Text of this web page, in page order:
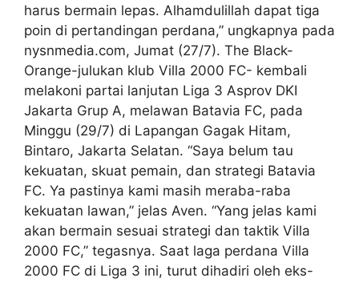
harus bermain lepas. Alhamdulillah dapat tiga
poin di pertandingan perdana,” ungkapnya pada
nysnmedia.com, Jumat (27/7). The Black-
Orange-julukan klub Villa 2000 FC- kembali
melakoni partai lanjutan Liga 3 Asprov DKI
Jakarta Grup A, melawan Batavia FC, pada
Minggu (29/7) di Lapangan Gagak Hitam,
Bintaro, Jakarta Selatan. “Saya belum tau
kekuatan, skuat pemain, dan strategi Batavia
FC. Ya pastinya kami masih meraba-raba
kekuatan lawan,” jelas Aven. “Yang jelas kami
akan bermain sesuai strategi dan taktik Villa
2000 FC,” tegasnya. Saat laga perdana Villa
2000 FC di Liga 3 ini, turut dihadiri oleh eks-